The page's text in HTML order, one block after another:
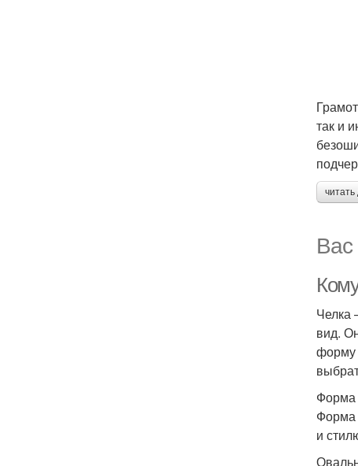
так и
Челка
вид.
форму
Форма
Форма
и